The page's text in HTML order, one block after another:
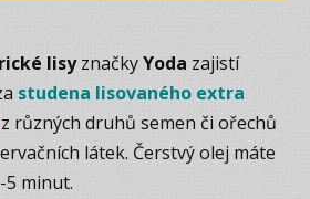
lisyznačkyYoda zajistí
studena lisovaného extra
z různých druhů semen či ořechů
látek. Čerstvý olej máte
5 minut.